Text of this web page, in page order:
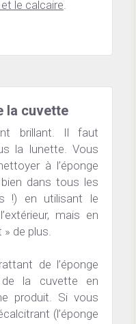
le calcaire.
la cuvette
brillant. Il faut
la lunette. Vous
à l’éponge
dans tous les
!) en utilisant le
mais en
de plus.
de l’éponge
de la cuvette en
produit. Si vous
(l’éponge